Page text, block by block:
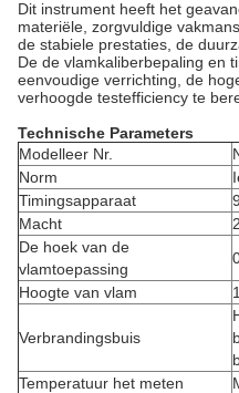
Dit instrument heeft het
materiële, zorgvuldige
de stabiele prestaties, de
De de vlamkaliberbepaling en
eenvoudige verrichting, de
verhoogde testefficiency te
Technische Parameters
Modelleer Nr.
Norm
Timingsapparaat
Macht
De hoek van de
vlamtoepassing
Hoogte van vlam
Verbrandingsbuis
Temperatuur het meten